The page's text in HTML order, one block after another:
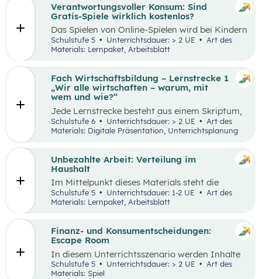
Unbezahlte Arbeit: Verteilung im
Haushalt
Im Mittelpunkt dieses Materials steht die
Auseinandersetzung mit (unbezahlter) Arbeit
und deren Verteilung. Der Schwerpunkt liegt
Beispielen wird an die Lebenswelt der
Schüler:innen angeknüpft, die selbst unbezahlte
Tätigkeiten im Haushalt aufzeichnen und deren
Verteilung reflektieren.
Schulstufe 5 Unterrichtsdauer: 1-2 UE
Materials: Lernpaket, Arbeitsblatt
Finanz- und Konsumentscheidungen:
Escape Room
In diesem Unterrichtsszenario werden Inhalte
desKompetenzbereichs„Leben und
Wirtschaften im eigenen Umfeld“ spielerisch
Schulstufe 5 Unterrichtsdauer: > 2 UE
Art des
Materials: Spiel
Verantwortungsvoller Konsum: Sind
Gratis-Spiele wirklich kostenlos?
Das Spielen von Online-Spielen wird bei Kindern
und Jugendlichen immer beliebter. Während
Spielen viele Vorteile mit sich bringt, ist es
aufmerksam zu machen. Das vorliegende Lehr-
und Lernmaterial setzt sich aus zwei
aufeinander aufbauenden Teilen zusammen, die
abgehandelt werden können.
Schulstufe 5 Unterrichtsdauer: > 2 UE
Art des
Materials: Lernpaket, Arbeitsblatt
Fach Wirtschaftsbildung – Lernstrecke 1
„Wir alle wirtschaften – warum, mit
wem und wie?“
Jede Lernstrecke besteht aus einem Skriptum,
welches dazu dient einen Überblick über die
jeweilige Lernstrecke zu erhalten. Mit
dem eigenen Unterrichtsgegenstand
Wissen und entwickeln Fähigkeiten,
Einstellungen und Verhaltensbereitschaften, die
sie in ökonomisch geprägten Lebenssituationen
benötigen. Diese sollen ihnen dabei helfen,
ökonomische Herausforderungen, Aufgaben
und Problemstellungen erkennen, analysieren,
Schulstufe 6 Unterrichtsdauer: > 2 UE
Materials: Digitale Präsentation, Unterrichtsplanung
beschrieben. Tipps und Tricks rund um den
Markt-Tag selbst, sowie ein Vorschlag, wie das
Erlebnis gefeiert und präsentiert werden kann,
sind ebenfalls enthalten.